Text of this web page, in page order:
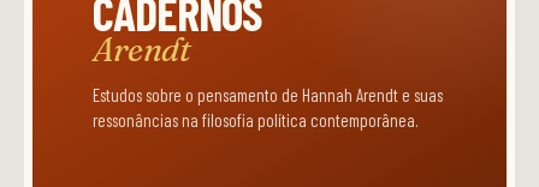
CADERNOS
Arendt
Estudos sobre o pensamento de Hannah Arendt e suas
ressonâncias na filosofia política contemporânea.